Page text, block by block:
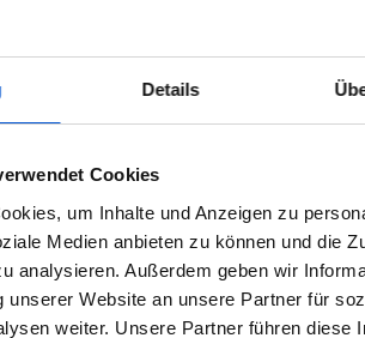
Details
Cookies
um Inhalte und Anzeigen zu
Medien anbieten zu können und die
analysieren. Außerdem geben wir
unserer Website an unsere Partner für
weiter. Unsere Partner führen diese